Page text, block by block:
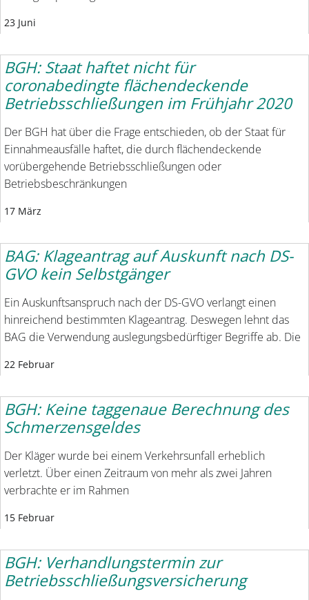
23 Juni
BGH: Staat haftet nicht für
coronabedingte flächendeckende
Betriebsschließungen im Frühjahr 2020
Der BGH hat über die Frage entschieden, ob der Staat für
Einnahmeausfälle haftet, die durch flächendeckende
vorübergehende Betriebsschließungen oder
Betriebsbeschränkungen
17 März
BAG: Klageantrag auf Auskunft nach DS-
GVO kein Selbstgänger
Ein Auskunftsanspruch nach der DS-GVO verlangt einen
hinreichend bestimmten Klageantrag. Deswegen lehnt das
BAG die Verwendung auslegungsbedürftiger Begriffe ab. Die
22 Februar
BGH: Keine taggenaue Berechnung des
Schmerzensgeldes
Der Kläger wurde bei einem Verkehrsunfall erheblich
verletzt. Über einen Zeitraum von mehr als zwei Jahren
verbrachte er im Rahmen
15 Februar
BGH: Verhandlungstermin zur
Betriebsschließungsversicherung